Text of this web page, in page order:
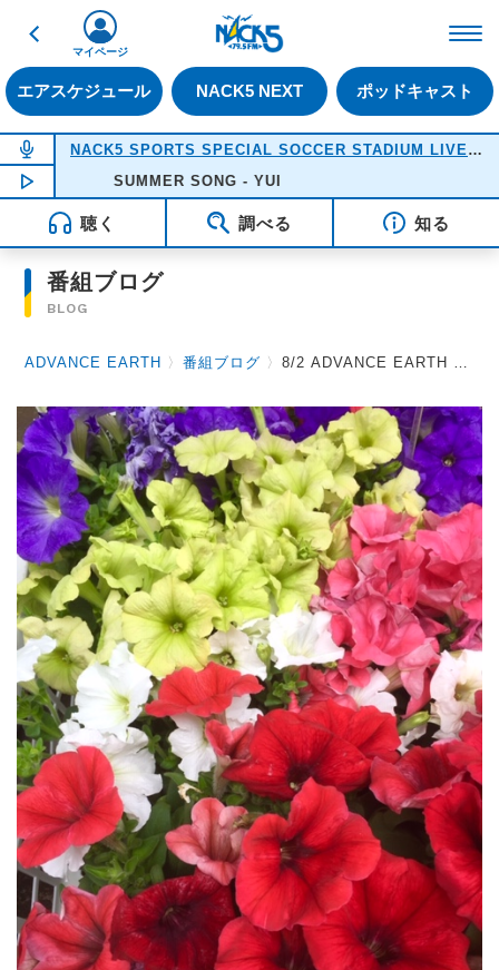
戻る
エアスケジュール NACK5 NEXT ポッドキャスト
マイページ
NOW ON AIR
NACK5 SPORTS SPECIAL SOCCER STADIUM LIVE 2026
NOW PLAYING18:05
SUMMER SONG - YUI
聴く 調べる 知る
番組ブログ
BLOG
ADVANCE EARTH 〉番組ブログ 〉8/2 ADVANCE EARTH 放送後記